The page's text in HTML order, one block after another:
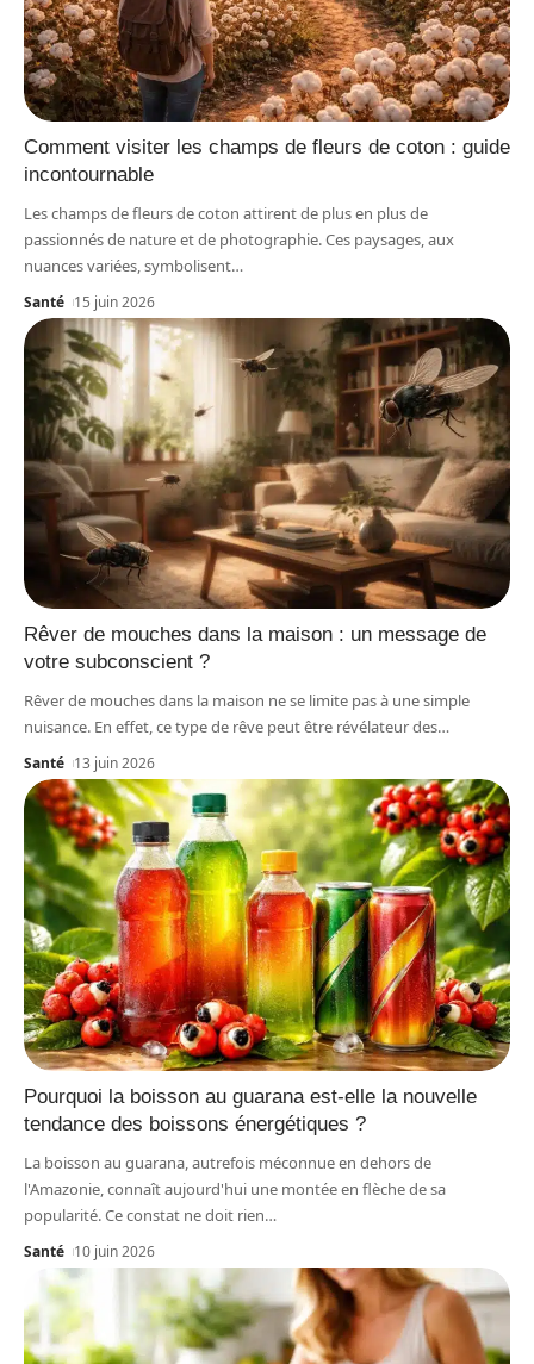
Comment visiter les champs de fleurs de coton : guide
incontournable
Les champs de fleurs de coton attirent de plus en plus de
passionnés de nature et de photographie. Ces paysages, aux
nuances variées, symbolisent…
Santé 15 juin 2026
Rêver de mouches dans la maison : un message de
votre subconscient ?
Rêver de mouches dans la maison ne se limite pas à une simple
nuisance. En effet, ce type de rêve peut être révélateur des…
Santé 13 juin 2026
Pourquoi la boisson au guarana est-elle la nouvelle
tendance des boissons énergétiques ?
La boisson au guarana, autrefois méconnue en dehors de
l'Amazonie, connaît aujourd'hui une montée en flèche de sa
popularité. Ce constat ne doit rien…
Santé 10 juin 2026